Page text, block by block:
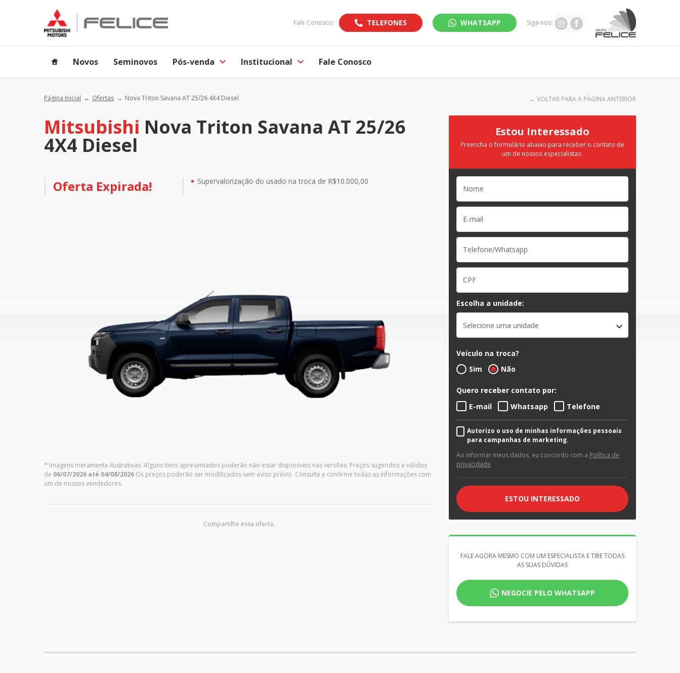
Fale Conosco: TELEFONES WHATSAPP Siga-nos:
Novos Seminovos Pós-venda Institucional Fale Conosco
Página Inicial Ofertas Nova Triton Savana AT 25/26 4X4 Diesel ← VOLTAR PARA A PÁGINA ANTERIOR
Mitsubishi Nova Triton Savana AT 25/26
4X4 Diesel
Oferta Expirada! Supervalorização do usado na troca de R$10.000,00
* Imagens meramente ilustrativas. Alguns itens apresentados poderão não estar disponíveis nas versões. Preços sugeridos e válidos
de 06/07/2026 até 04/08/2026 Os preços poderão ser modificados sem aviso prévio. Consulte e confirme todas as informações com
um de nossos vendedores.
Compartilhe essa oferta:
Estou Interessado
Preencha o formulário abaixo para receber o contato de
um de nossos especialistas:
Escolha a unidade:
Selecione uma unidade
Veículo na troca?
Sim
Não
Quero receber contato por:
E-mail
Whatsapp Telefone
Autorizo o uso de minhas informações pessoais
para campanhas de marketing.
Ao informar meus dados, eu concordo com a Política de
privacidade.
ESTOU INTERESSADO
FALE AGORA MESMO COM UM ESPECIALISTA E TIRE TODAS
AS SUAS DÚVIDAS
NEGOCIE PELO WHATSAPP